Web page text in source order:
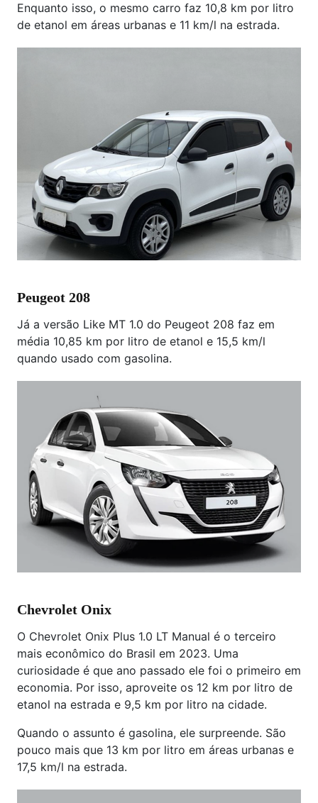
Enquanto isso, o mesmo carro faz 10,8 km por litro
de etanol em áreas urbanas e 11 km/l na estrada.
Peugeot 208
Já a versão Like MT 1.0 do Peugeot 208 faz em
média 10,85 km por litro de etanol e 15,5 km/l
quando usado com gasolina.
Chevrolet Onix
O Chevrolet Onix Plus 1.0 LT Manual é o terceiro
mais econômico do Brasil em 2023. Uma
curiosidade é que ano passado ele foi o primeiro em
economia. Por isso, aproveite os 12 km por litro de
etanol na estrada e 9,5 km por litro na cidade.
Quando o assunto é gasolina, ele surpreende. São
pouco mais que 13 km por litro em áreas urbanas e
17,5 km/l na estrada.